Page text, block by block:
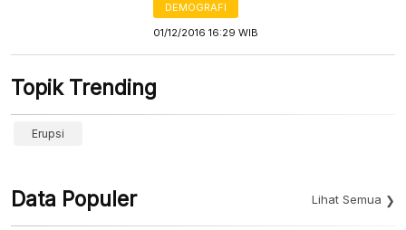
DEMOGRAFI
01/12/2016 16:29 WIB
Topik Trending
Erupsi
Data Populer Lihat Semua